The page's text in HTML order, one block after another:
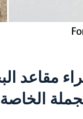
مقاعد